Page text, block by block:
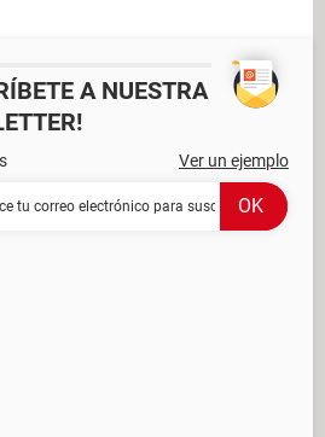
A NUESTRA
Ver un ejemplo